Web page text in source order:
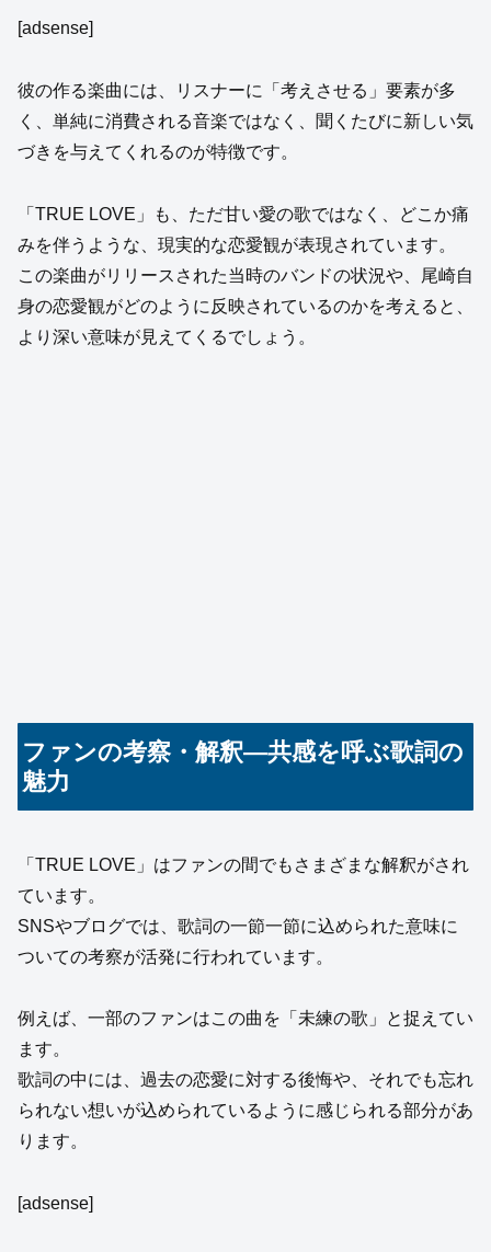
[adsense]
彼の作る楽曲には、リスナーに「考えさせる」要素が多
く、単純に消費される音楽ではなく、聞くたびに新しい気
づきを与えてくれるのが特徴です。
「TRUE LOVE」も、ただ甘い愛の歌ではなく、どこか痛
みを伴うような、現実的な恋愛観が表現されています。
この楽曲がリリースされた当時のバンドの状況や、尾崎自
身の恋愛観がどのように反映されているのかを考えると、
より深い意味が見えてくるでしょう。
ファンの考察・解釈—共感を呼ぶ歌詞の
魅力
「TRUE LOVE」はファンの間でもさまざまな解釈がされ
ています。
SNSやブログでは、歌詞の一節一節に込められた意味に
ついての考察が活発に行われています。
例えば、一部のファンはこの曲を「未練の歌」と捉えてい
ます。
歌詞の中には、過去の恋愛に対する後悔や、それでも忘れ
られない想いが込められているように感じられる部分があ
ります。
[adsense]